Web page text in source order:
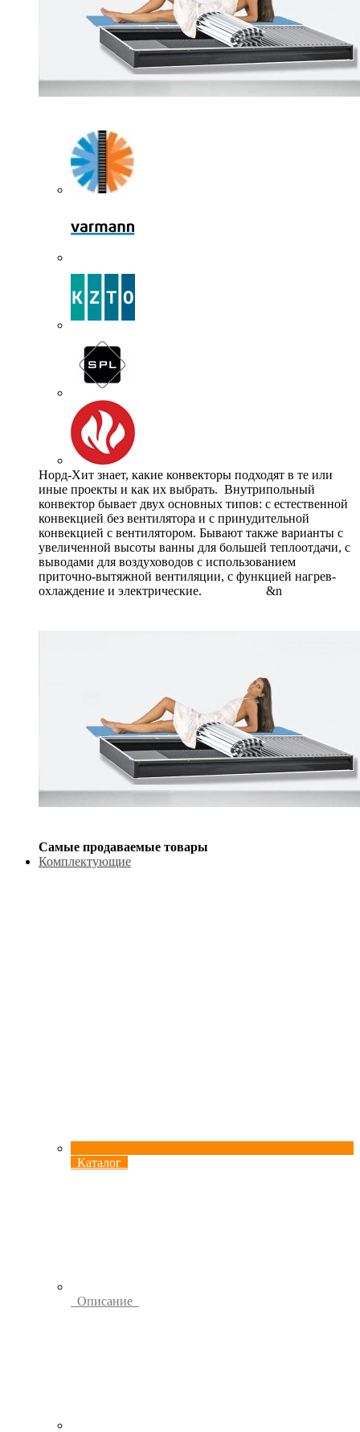
Норд-Хит знает, какие конвекторы подходят в те или
иные проекты и как их выбрать. Внутрипольный
конвектор бывает двух основных типов: с естественной
конвекцией без вентилятора и с принудительной
конвекцией с вентилятором. Бывают также варианты с
увеличенной высоты ванны для большей теплоотдачи, с
выводами для воздуховодов с использованием
приточно-вытяжной вентиляции, с функцией нагрев-
охлаждение и электрические. &n
Самые продаваемые товары
Комплектующие
Каталог
Описание